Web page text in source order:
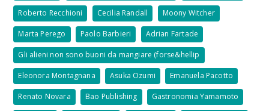
Roberto Recchioni Cecilia Randall Moony Witcher
Marta Perego Paolo Barbieri Adrian Fartade
Gli alieni non sono buoni da mangiare (forse&hellip
Eleonora Montagnana Asuka Ozumi Emanuela Pacotto
Renato Novara Bao Publishing Gastronomia Yamamoto